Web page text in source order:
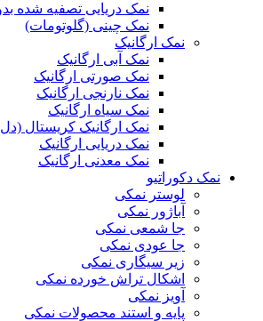
نمک دریایی تصفیه شده
نمک چینی (گلوتومات)
نمک ارگانیک
نمک آبی ارگانیک
نمک صورتی ارگانیک
نمک نارنجی ارگانیک
نمک سیاه ارگانیک
نمک ارگانیک کریستال
نمک دریایی ارگانیک
نمک معدنی ارگانیک
نمک دکوراتیو
لوستر نمکی
آباژور نمکی
جا شمعی نمکی
جا عودی نمکی
زیر سیگاری نمکی
اشکال تراش خورده نمکی
آویز نمکی
پایه و استند محصولات نمکی